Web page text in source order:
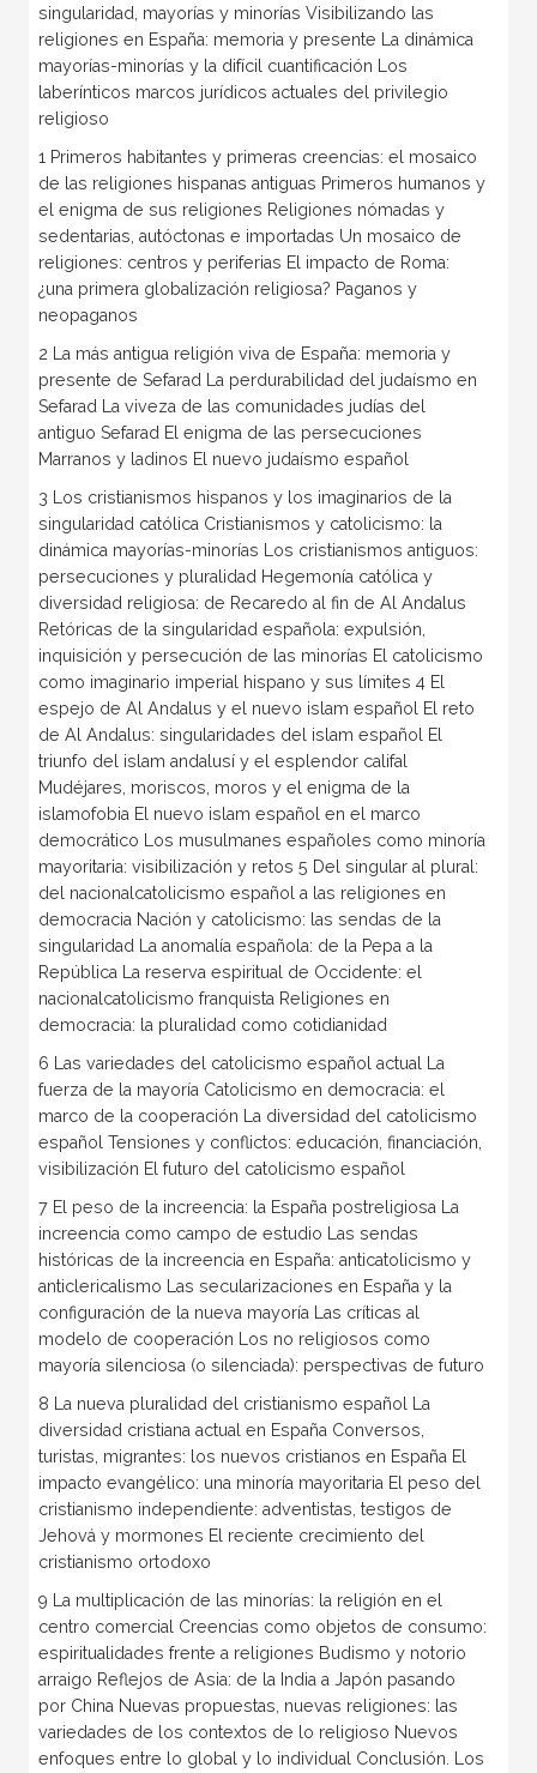
singularidad, mayorías y minorías Visibilizando las
religiones en España: memoria y presente La dinámica
mayorías-minorías y la difícil cuantificación Los
laberínticos marcos jurídicos actuales del privilegio
religioso
1 Primeros habitantes y primeras creencias: el mosaico
de las religiones hispanas antiguas Primeros humanos y
el enigma de sus religiones Religiones nómadas y
sedentarias, autóctonas e importadas Un mosaico de
religiones: centros y periferias El impacto de Roma:
¿una primera globalización religiosa? Paganos y
neopaganos
2 La más antigua religión viva de España: memoria y
presente de Sefarad La perdurabilidad del judaísmo en
Sefarad La viveza de las comunidades judías del
antiguo Sefarad El enigma de las persecuciones
Marranos y ladinos El nuevo judaísmo español
3 Los cristianismos hispanos y los imaginarios de la
singularidad católica Cristianismos y catolicismo: la
dinámica mayorías-minorías Los cristianismos antiguos:
persecuciones y pluralidad Hegemonía católica y
diversidad religiosa: de Recaredo al fin de Al Andalus
Retóricas de la singularidad española: expulsión,
inquisición y persecución de las minorías El catolicismo
como imaginario imperial hispano y sus límites 4 El
espejo de Al Andalus y el nuevo islam español El reto
de Al Andalus: singularidades del islam español El
triunfo del islam andalusí y el esplendor califal
Mudéjares, moriscos, moros y el enigma de la
islamofobia El nuevo islam español en el marco
democrático Los musulmanes españoles como minoría
mayoritaria: visibilización y retos 5 Del singular al plural:
del nacionalcatolicismo español a las religiones en
democracia Nación y catolicismo: las sendas de la
singularidad La anomalía española: de la Pepa a la
República La reserva espiritual de Occidente: el
nacionalcatolicismo franquista Religiones en
democracia: la pluralidad como cotidianidad
6 Las variedades del catolicismo español actual La
fuerza de la mayoría Catolicismo en democracia: el
marco de la cooperación La diversidad del catolicismo
español Tensiones y conflictos: educación, financiación,
visibilización El futuro del catolicismo español
7 El peso de la increencia: la España postreligiosa La
increencia como campo de estudio Las sendas
históricas de la increencia en España: anticatolicismo y
anticlericalismo Las secularizaciones en España y la
configuración de la nueva mayoría Las críticas al
modelo de cooperación Los no religiosos como
mayoría silenciosa (o silenciada): perspectivas de futuro
8 La nueva pluralidad del cristianismo español La
diversidad cristiana actual en España Conversos,
turistas, migrantes: los nuevos cristianos en España El
impacto evangélico: una minoría mayoritaria El peso del
cristianismo independiente: adventistas, testigos de
Jehová y mormones El reciente crecimiento del
cristianismo ortodoxo
9 La multiplicación de las minorías: la religión en el
centro comercial Creencias como objetos de consumo:
espiritualidades frente a religiones Budismo y notorio
arraigo Reflejos de Asia: de la India a Japón pasando
por China Nuevas propuestas, nuevas religiones: las
variedades de los contextos de lo religioso Nuevos
enfoques entre lo global y lo individual Conclusión. Los